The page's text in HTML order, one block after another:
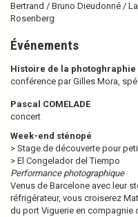
Bertrand / Bruno Dieudonné /
Rosenberg
Événements
Histoire de la
confé­­rence par Gilles Mora,
Pascal COMELADE
concert
Week-end sténopé
> Stage de découverte pour
> El Congelador del Tiempo
Performance pho­to­gra­phi­que
Venus de Barcelone avec leur
réfri­gé­ra­teur, vous croi­se­rez
du port Viguerie en com­pa­gnie